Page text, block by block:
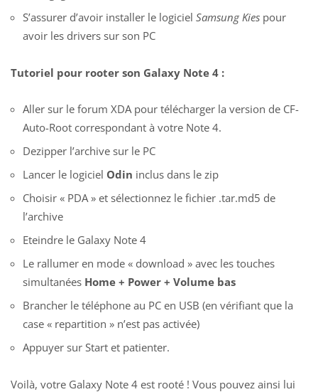
S’assurer d’avoir installer le logiciel Samsung Kies pour
avoir les drivers sur son PC
Tutoriel pour rooter son Galaxy Note 4 :
Aller sur le forum XDApour télécharger la version de CF-
Auto-Root correspondant à votre Note 4.
Dezipper l’archive sur le PC
Lancer le logiciel Odin inclus dans le zip
Choisir « PDA » et sélectionnez le fichier .tar.md5 de
l’archive
Eteindre le Galaxy Note 4
Le rallumer en mode « download » avec les touches
simultanées Home + Power + Volume bas
Brancher le téléphone au PC en USB (en vérifiant que la
case « repartition » n’est pas activée)
Appuyer sur Start et patienter.
Voilà, votre Galaxy Note 4 est rooté ! Vous pouvez ainsi lui